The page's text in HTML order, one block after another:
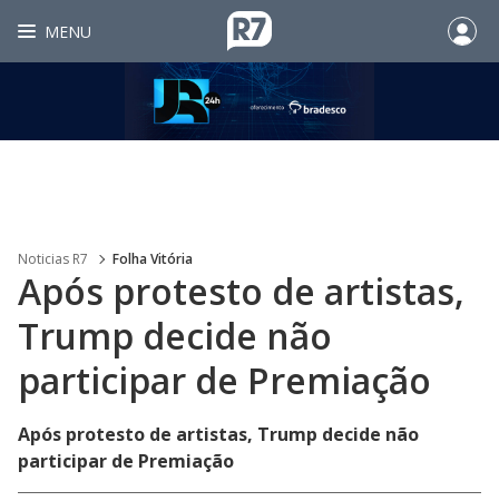
MENU
Noticias R7 Folha Vitória
Após protesto de artistas,
Trump decide não
participar de Premiação
Após protesto de artistas, Trump decide não
participar de Premiação